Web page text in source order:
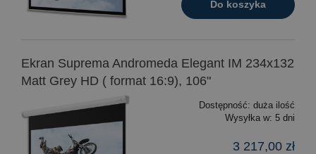
Do koszyka
Ekran Suprema Andromeda Elegant IM 234x132
Matt Grey HD ( format 16:9), 106"
Dostępność: duża ilość
Wysyłka w: 5 dni
3 217,00 zł